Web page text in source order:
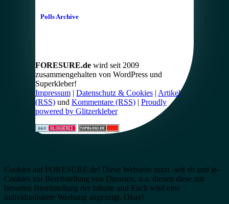
Polls Archive
FORESURE.dewird seit 2009
zusammengehalten von WordPress und
Superkleber!
Impressum| Datenschutz & Cookies| Artikel
(RSS)und Kommentare (RSS)| Proudly
powered by Glitzerkleber
Cookies auf FORESURE.de! Diese Webseite nutzt -seit eh und je-
Cookies zur Bereitstellung von Diensten, u.a. dienen diese zur
besseren Bereitstellung der Inhalte und Euch wird eine
individualisierte Werbung angezeigt. Okay!